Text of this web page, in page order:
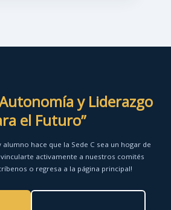
y Liderazgo
el Futuro”
hace que la Sede C sea un hogar de
vincularte activamente a nuestros comités
o regresa a la página principal!